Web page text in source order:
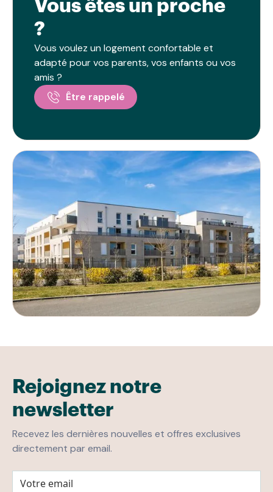
Vous êtes un proche
?
Vous voulez un logement confortable et
adapté pour vos parents, vos enfants ou vos
amis ?
Être rappelé
Rejoignez notre
newsletter
Recevez les dernières nouvelles et offres exclusives
directement par email.